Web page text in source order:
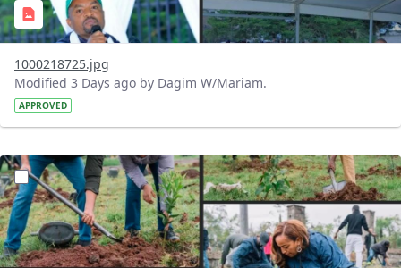
1000218725.jpg
Modified 3 Days ago by Dagim W/Mariam.
APPROVED
?version=1.0&t=1785781148207&imageThumbnail=1